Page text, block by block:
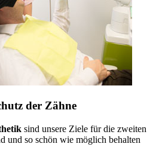
der Zähne
sind unsere Ziele für die zweiten
und so schön wie möglich behalten